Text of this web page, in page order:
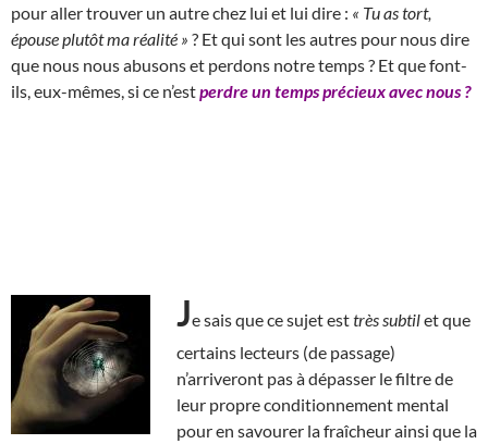
pour aller trouver un autre chez lui et lui dire : « Tu as tort,
épouse plutôt ma réalité » ? Et qui sont les autres pour nous dire
que nous nous abusons et perdons notre temps ? Et que font-
ils, eux-mêmes, si ce n’estperdre un temps précieux avec nous ?
Je sais que ce sujet esttrès subtilet que
certains lecteurs (de passage)
n’arriveront pas à dépasser le filtre de
leur propre conditionnement mental
pour en savourer la fraîcheur ainsi que la